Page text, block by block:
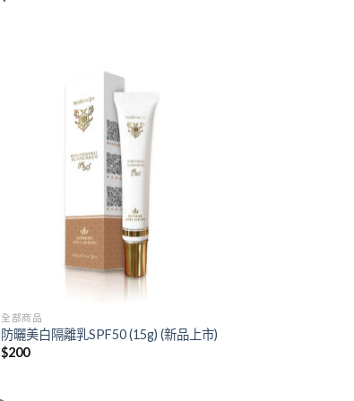
全部商品
防曬美白隔離乳SPF50 (15g) (新品上市)
$200